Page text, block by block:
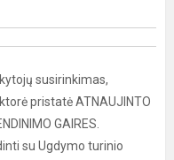
susirinkimas,
pristatė ATNAUJINTO
GAIRES.
su Ugdymo turinio